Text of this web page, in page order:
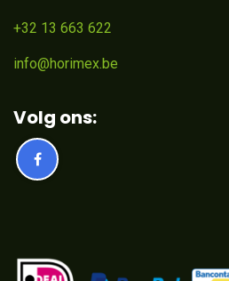
+32 13 663 622
info@horimex.be
Volg ons: